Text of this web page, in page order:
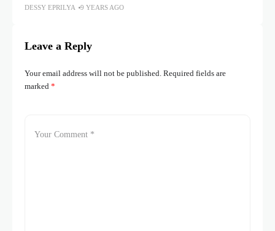
DESSY EPRILYA 9 YEARS AGO
Leave a Reply
Your email address will not be published. Required fields are
marked *